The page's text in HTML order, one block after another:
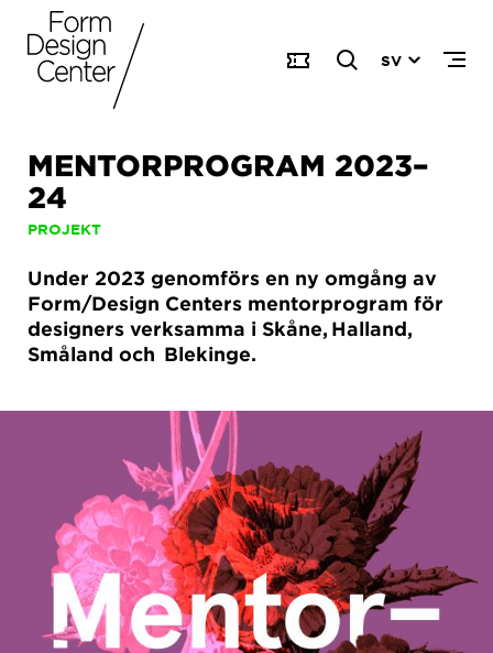
SV
MENTORPROGRAM 2023–
24
PROJEKT
Under 2023 genomförs en ny omgång av
Form/Design Centers mentorprogram för
designers verksamma i Skåne, Halland,
Småland och Blekinge.